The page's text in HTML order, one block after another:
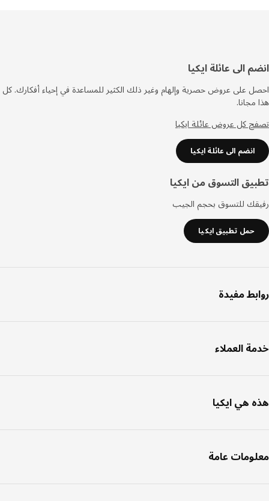
الى عائلة ايكيا
على عروض حصرية وإلهام وغير ذلك الكثير للمساعدة في إحياء أفكارك. كل
كل عروض عائلة ايكيا
انضم الى عائلة ايكيا
التسوق من ايكيا
للتسوق بحجم الجيب
حمل تطبيق ايكيا
مفيدة
العملاء
هي ايكيا
عامة